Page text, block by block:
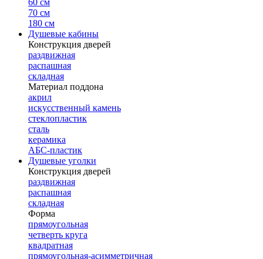
60 см
70 см
180 см
Душевые кабины
Конструкция дверей
раздвижная
распашная
складная
Материал поддона
акрил
искусственный камень
стеклопластик
сталь
керамика
АБС-пластик
Душевые уголки
Конструкция дверей
раздвижная
распашная
складная
Форма
прямоугольная
четверть круга
квадратная
прямоугольная-асимметричная